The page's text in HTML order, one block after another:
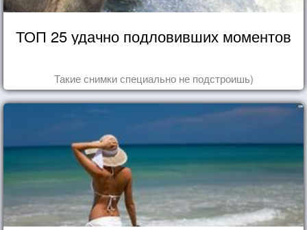
ТОП 25 удачно подловивших моментов
Такие снимки специально не подстроишь)